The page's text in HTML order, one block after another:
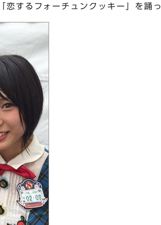
恋するフォーチュンクッキー」を踊っ